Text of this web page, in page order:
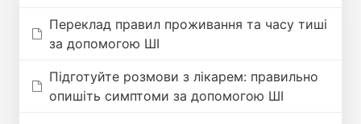
Переклад правил проживання та часу тиші
за допомогою ШІ
Підготуйте розмови з лікарем: правильно
опишіть симптоми за допомогою ШІ